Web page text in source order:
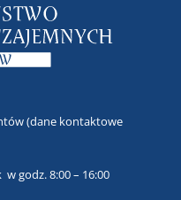
(dane kontaktowe
godz. 8:00 – 16:00